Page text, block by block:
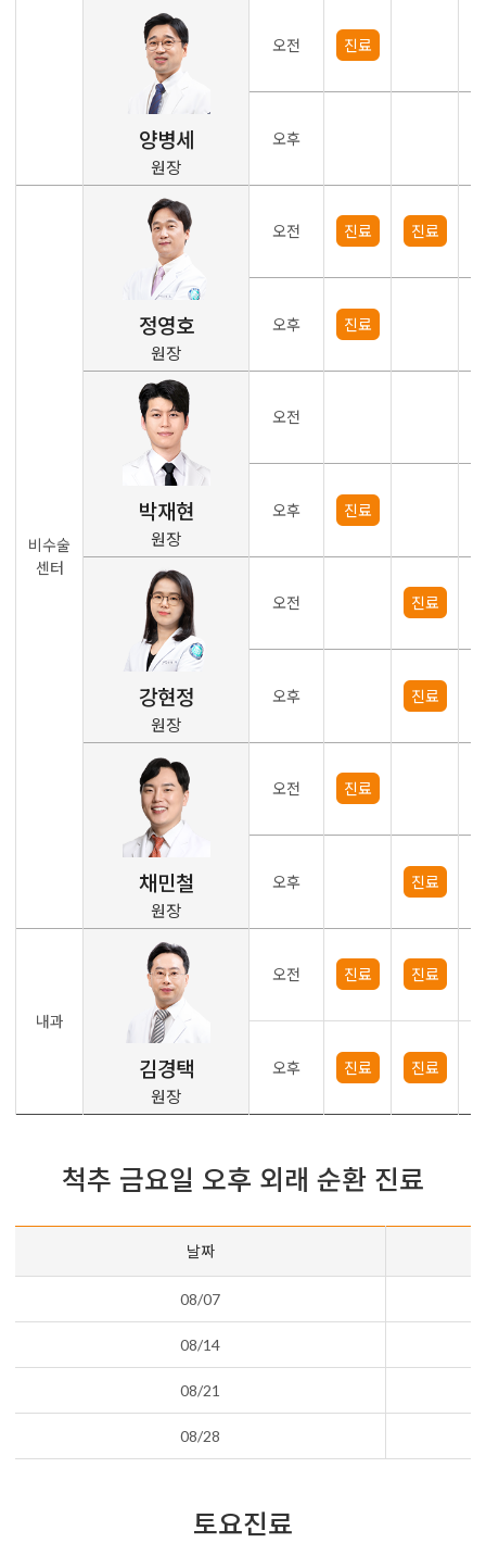
양병세
원장
오전 진료
오후
비수술
센터
정영호
원장
오전 진료 진료
오후 진료
박재현
원장
오전
오후 진료
강현정
원장
오전 진료
오후 진료
채민철
원장
오전 진료
오후 진료
내과
김경택
원장
오전 진료 진료
오후 진료 진료
척추 금요일 오후 외래 순환 진료
날짜
08/07
08/14
08/21
08/28
토요진료